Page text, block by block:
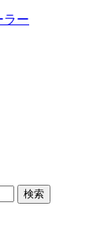
ラー